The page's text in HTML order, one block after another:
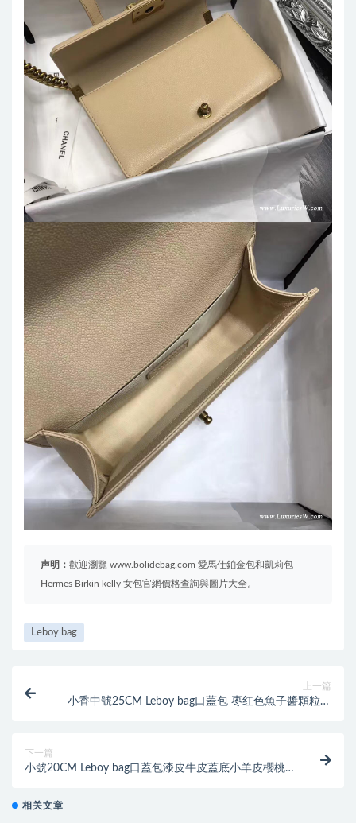
声明： 歡迎瀏覽 www.bolidebag.com 愛馬仕鉑金包和凱莉包
Hermes Birkin kelly 女包官網價格查詢與圖片大全。
Leboy bag
上一篇
小香中號25CM Leboy bag口蓋包 枣红色魚子醬顆粒壓
下一篇
小號20CM Leboy bag口蓋包漆皮牛皮蓋底小羊皮櫻桃
相关文章